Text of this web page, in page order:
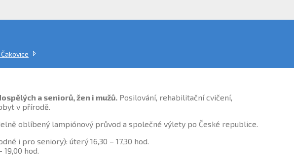
a seniorů, žen i mužů. Posilování, rehabilitační cvičení,
v přírodě.
oblíbený lampiónový průvod a společné výlety po České republice.
i pro seniory): úterý 16,30 – 17,30 hod.
19,00 hod.